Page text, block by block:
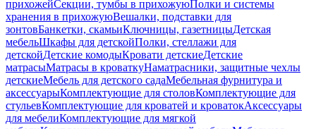
прихожейСекции, тумбы в прихожуюПолки и системы
хранения в прихожуюВешалки, подставки для
зонтовБанкетки, скамьиКлючницы, газетницыДетская
мебельШкафы для детскойПолки, стеллажи для
детскойДетские комодыКровати детскиеДетские
матрасыМатрасы в кроваткуНаматрасники, защитные чехлы
детскиеМебель для детского садаМебельная фурнитура и
аксессуарыКомплектующие для столовКомплектующие для
стульевКомплектующие для кроватей и кроватокАксессуары
для мебелиКомплектующие для мягкой